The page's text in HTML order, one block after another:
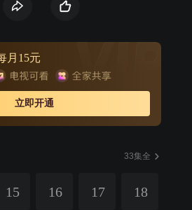
月15元
立即开通
33集全
15 16 17 18